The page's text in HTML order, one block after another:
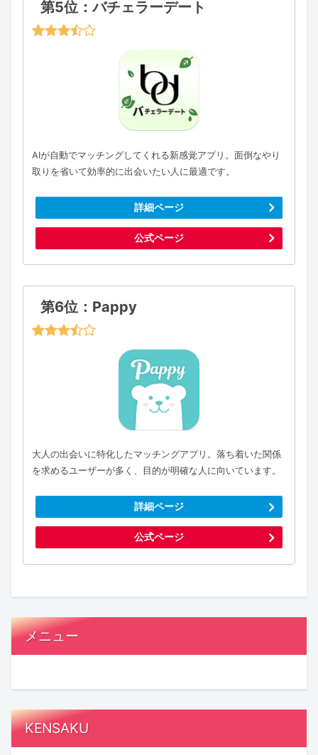
第5位：バチェラーデート
AIが自動でマッチングしてくれる新感覚アプリ。面倒なやり
取りを省いて効率的に出会いたい人に最適です。
詳細ページ
公式ページ
第6位：Pappy
大人の出会いに特化したマッチングアプリ。落ち着いた関係
を求めるユーザーが多く、目的が明確な人に向いています。
詳細ページ
公式ページ
メニュー
KENSAKU